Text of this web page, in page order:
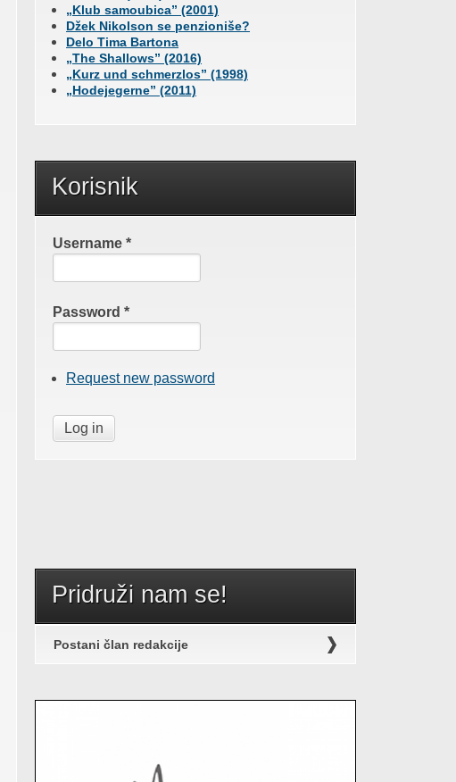
„Klub samoubica” (2001)
Džek Nikolson se penzioniše?
Delo Tima Bartona
„The Shallows” (2016)
„Kurz und schmerzlos” (1998)
„Hodejegerne” (2011)
Korisnik
Username*
Password*
Request new password
Pridruži nam se!
Postani član redakcije